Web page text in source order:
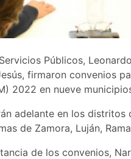
Públicos,
firmaron convenios
2022 en nueve
adelante en los distritos
de Zamora, Luján,
de los convenios,